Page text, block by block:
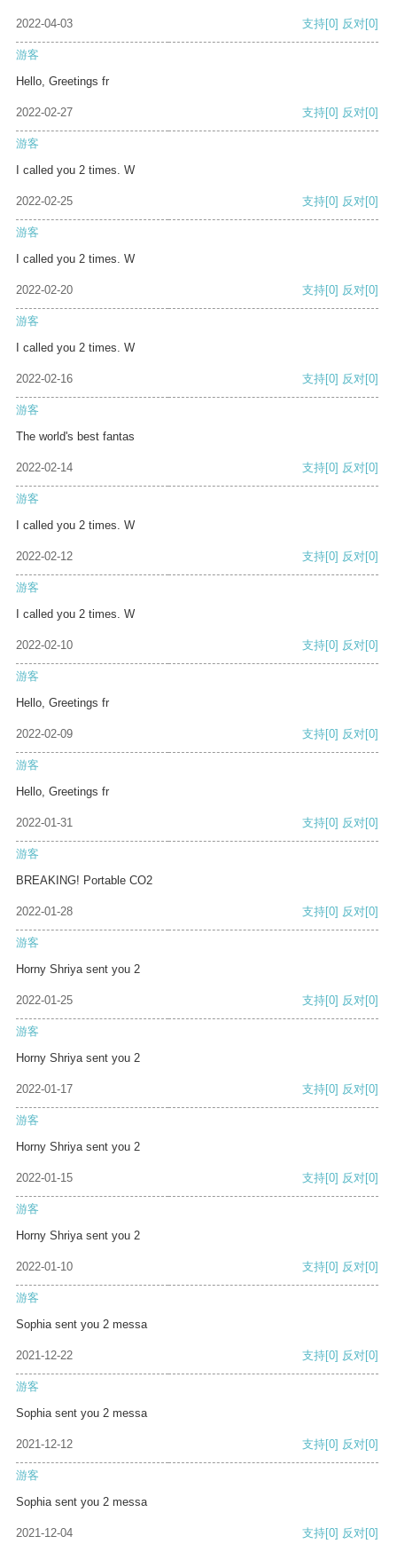
2022-04-03 支持[0] 反对[0]
游客
Hello, Greetings fr
2022-02-27 支持[0] 反对[0]
游客
I called you 2 times. W
2022-02-25 支持[0] 反对[0]
游客
I called you 2 times. W
2022-02-20 支持[0] 反对[0]
游客
I called you 2 times. W
2022-02-16 支持[0] 反对[0]
游客
The world's best fantas
2022-02-14 支持[0] 反对[0]
游客
I called you 2 times. W
2022-02-12 支持[0] 反对[0]
游客
I called you 2 times. W
2022-02-10 支持[0] 反对[0]
游客
Hello, Greetings fr
2022-02-09 支持[0] 反对[0]
游客
Hello, Greetings fr
2022-01-31 支持[0] 反对[0]
游客
BREAKING! Portable CO2
2022-01-28 支持[0] 反对[0]
游客
Horny Shriya sent you 2
2022-01-25 支持[0] 反对[0]
游客
Horny Shriya sent you 2
2022-01-17 支持[0] 反对[0]
游客
Horny Shriya sent you 2
2022-01-15 支持[0] 反对[0]
游客
Horny Shriya sent you 2
2022-01-10 支持[0] 反对[0]
游客
Sophia sent you 2 messa
2021-12-22 支持[0] 反对[0]
游客
Sophia sent you 2 messa
2021-12-12 支持[0] 反对[0]
游客
Sophia sent you 2 messa
2021-12-04 支持[0] 反对[0]